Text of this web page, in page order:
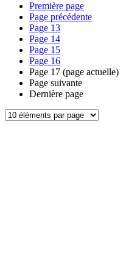
Première page
Page précédente
Page 13
Page 14
Page 15
Page 16
Page 17 (page actuelle)
Page suivante
Dernière page